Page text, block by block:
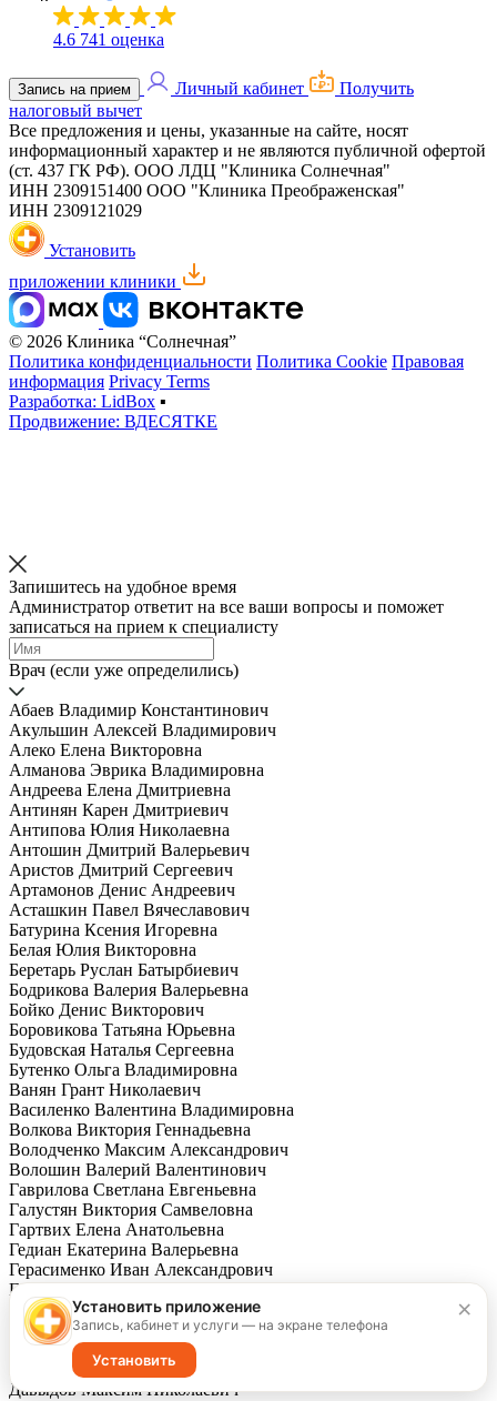
4.6 741 оценка
Запись на прием Личный кабинет
Получить
налоговый вычет
Все предложения и цены, указанные на сайте, носят
информационный характер и не являются публичной офертой
(ст. 437 ГК РФ). ООО ЛДЦ "Клиника Солнечная"
ИНН 2309151400 ООО "Клиника Преображенская"
ИНН 2309121029
Установить
приложении клиники
© 2026 Клиника “Солнечная”
Политика конфиденциальности Политика Cookie Правовая
информация Privacy Terms
Разработка: LidBox ▪
Продвижение: ВДЕСЯТКЕ
Запишитесь на удобное время
Администратор ответит на все ваши вопросы и поможет
записаться на прием к специалисту
Врач (если уже определились)
Абаев Владимир Константинович
Акульшин Алексей Владимирович
Алеко Елена Викторовна
Алманова Эврика Владимировна
Андреева Елена Дмитриевна
Антинян Карен Дмитриевич
Антипова Юлия Николаевна
Антошин Дмитрий Валерьевич
Аристов Дмитрий Сергеевич
Артамонов Денис Андреевич
Асташкин Павел Вячеславович
Батурина Ксения Игоревна
Белая Юлия Викторовна
Беретарь Руслан Батырбиевич
Бодрикова Валерия Валерьевна
Бойко Денис Викторович
Боровикова Татьяна Юрьевна
Будовская Наталья Сергеевна
Бутенко Ольга Владимировна
Ванян Грант Николаевич
Василенко Валентина Владимировна
Волкова Виктория Геннадьевна
Володченко Максим Александрович
Волошин Валерий Валентинович
Гаврилова Светлана Евгеньевна
Галустян Виктория Самвеловна
Гартвих Елена Анатольевна
Гедиан Екатерина Валерьевна
Герасименко Иван Александрович
Герасимова Татьяна Николаевна
Гордеев Юрий Владимирович
Григорян Карина Андраниковна
Гринев Станислав Владимирович
Грищенко Константин Юрьевич
Давыдов Максим Николаевич
Установить приложение
Запись, кабинет и услуги — на экране телефона
Установить
×